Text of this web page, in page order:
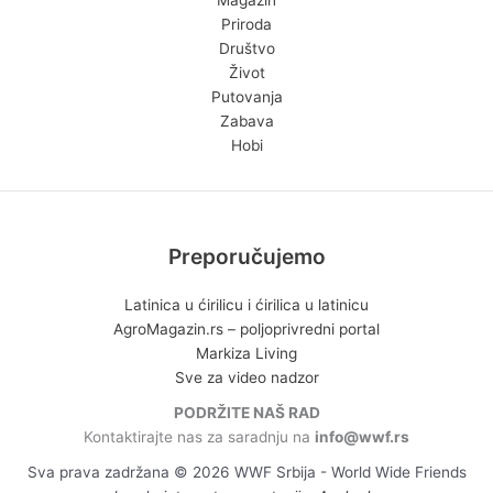
Priroda
Društvo
Život
Putovanja
Zabava
Hobi
Preporučujemo
Latinica u ćirilicu i ćirilica u latinicu
AgroMagazin.rs – poljoprivredni portal
Markiza Living
Sve za video nadzor
PODRŽITE NAŠ RAD
Kontaktirajte nas za saradnju na info@wwf.rs
Sva prava zadržana © 2026 WWF Srbija - World Wide Friends